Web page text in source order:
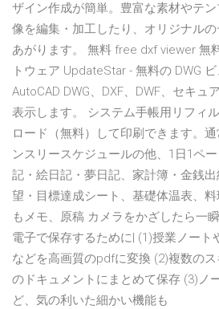
ザイン作成が簡単。豊富な素材やテ
像を編集・加工したり、オリジナル
あがります。 無料 free dxf viewer 無
トウェア UpdateStar - 無料の DWG ビ
AutoCAD DWG、DXF、DWF、セキュ
表示します。 システム手帳用リフィ
ロード（無料）して印刷できます。
ンスリースケジュールの他、1日1ペ
記・絵日記・夢日記、家計簿・金銭
望・目標達成シート、基礎体温表、
もメモ、原稿 カメラをかざしたら一
電子で保存するために| (1)授業ノート
などを高画質のpdfに変換 (2)複数の
のドキュメントにまとめて保存 (3)ノ
ど、気の利いた細かい機能も